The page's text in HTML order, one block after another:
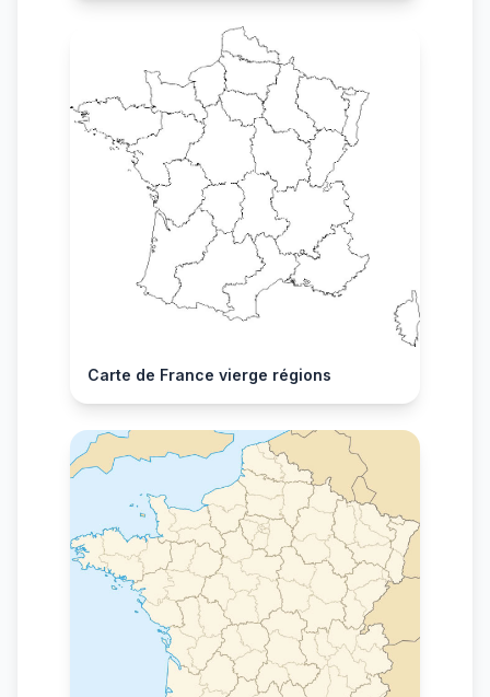
Carte de France vierge régions